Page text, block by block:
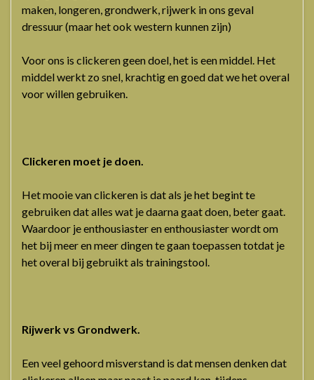
maken, longeren, grondwerk, rijwerk in ons geval
dressuur (maar het ook western kunnen zijn)
Voor ons is clickeren geen doel, het is een middel. Het
middel werkt zo snel, krachtig en goed dat we het overal
voor willen gebruiken.
Clickeren moet je doen.
Het mooie van clickeren is dat als je het begint te
gebruiken dat alles wat je daarna gaat doen, beter gaat.
Waardoor je enthousiaster en enthousiaster wordt om
het bij meer en meer dingen te gaan toepassen totdat je
het overal bij gebruikt als trainingstool.
Rijwerk vs Grondwerk.
Een veel gehoord misverstand is dat mensen denken dat